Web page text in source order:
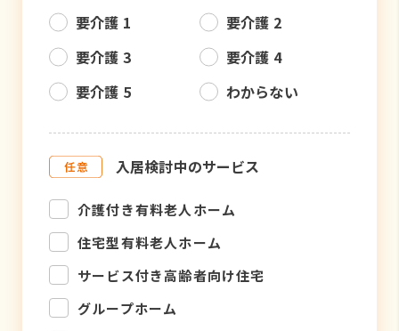
要介護 1
要介護 2
要介護 3
要介護 4
要介護 5
わからない
入居検討中のサービス
介護付き有料老人ホーム
住宅型有料老人ホーム
サービス付き高齢者向け住宅
グループホーム